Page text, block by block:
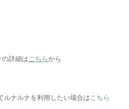
詳細はこちらから
ルナルナを利用したい場合はこちら